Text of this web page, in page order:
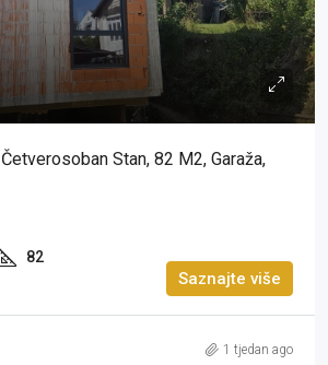
Stan, 82 M2, Garaža,
82
Saznajte više
1 tjedan ago